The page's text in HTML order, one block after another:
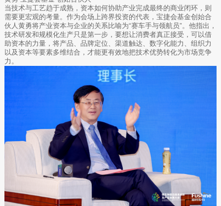
当技术与工艺趋于成熟，资本如何协助产业完成最终的商业闭环，则
需要更宏观的考量。作为会场上跨界投资的代表，宝捷会基金创始合
伙人黄勇将产业资本与企业的关系比喻为“赛车手与领航员”。他指出，
技术研发和规模化生产只是第一步，要想让消费者真正接受，可以借
助资本的力量，将产品、品牌定位、渠道触达、数字化能力、组织力
以及资本等要素多维结合，才能更有效地把技术优势转化为市场竞争
力。